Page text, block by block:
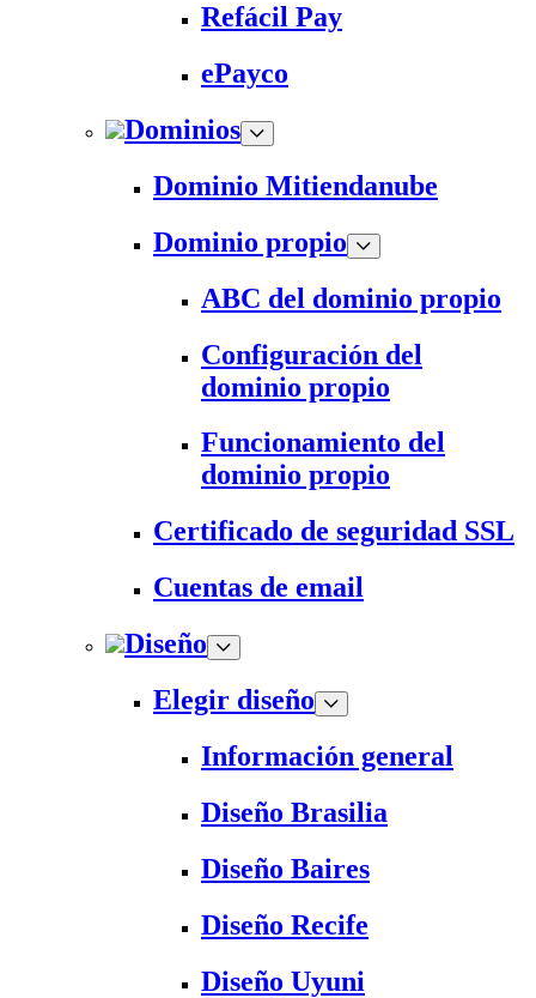
Refácil Pay
ePayco
Dominios
Dominio Mitiendanube
Dominio propio
ABC del dominio propio
Configuración del
dominio propio
Funcionamiento del
dominio propio
Certificado de seguridad SSL
Cuentas de email
Diseño
Elegir diseño
Información general
Diseño Brasilia
Diseño Baires
Diseño Recife
Diseño Uyuni